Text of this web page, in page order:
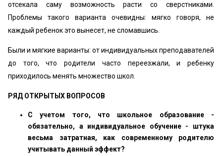
отсекала саму возможность расти со сверстниками.
Проблемы такого варианта очевидны: мягко говоря, не
каждый ребенок это вынесет, не сломавшись.
Были и мягкие варианты: от индивидуальных преподавателей
до того, что родители часто переезжали, и ребенку
приходилось менять множество школ.
РЯД ОТКРЫТЫХ ВОПРОСОВ
С учетом того, что школьное образование -
обязательно, а индивидуальное обучение - штука
весьма затратная, как современному родителю
учитывать данный эффект?